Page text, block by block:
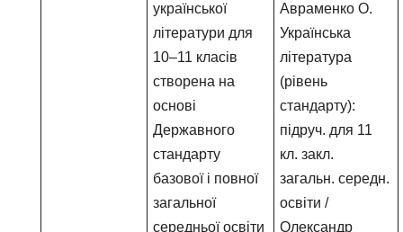
української
літератури для
10–11 класів
створена на
основі
Державного
стандарту
базової і повної
загальної
середньої освіти
Авраменко О.
Українська
література
(рівень
стандарту):
підруч. для 11
кл. закл.
загальн. середн.
освіти /
Олександр